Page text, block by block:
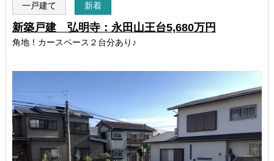
一戸建て 新着
新築戸建 弘明寺：永田山王台5,680万円
角地！カースペース２台分あり♪